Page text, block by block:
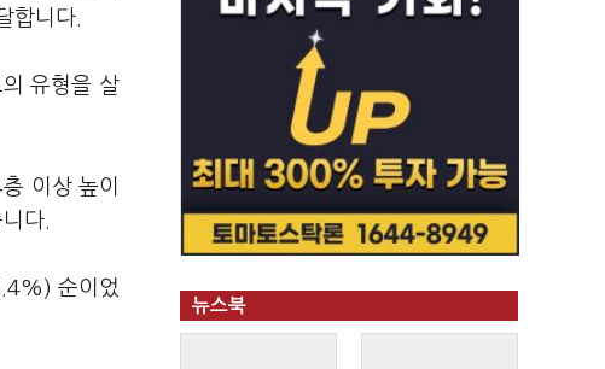
합니다.
유형을 살
이상 높이
다.
순이었
뉴스북